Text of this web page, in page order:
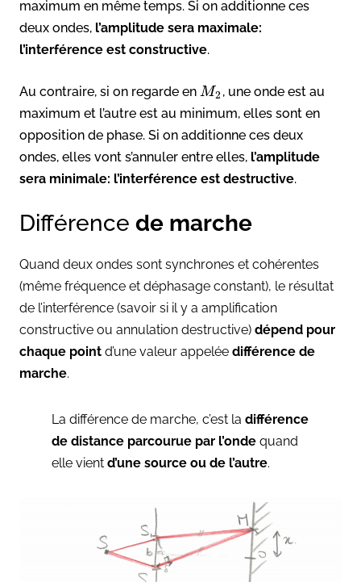
maximum en même temps. Si on additionne ces
deux ondes, l’amplitude sera maximale:
l’interférence est constructive.
Au contraire, si on regarde en M2 , une onde est au
maximum et l’autre est au minimum, elles sont en
opposition de phase. Si on additionne ces deux
ondes, elles vont s’annuler entre elles, l’amplitude
sera minimale: l’interférence est destructive.
Différence de marche
Quand deux ondes sont synchrones et cohérentes
(même fréquence et déphasage constant), le résultat
de l’interférence (savoir si il y a amplification
constructive ou annulation destructive) dépend pour
chaque point d’une valeur appelée différence de
marche.
La différence de marche, c’est la différence
de distance parcourue par l’onde quand
elle vient d’une source ou de l’autre.